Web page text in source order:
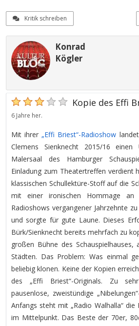
Kritik schreiben
Konrad
Kögler
Kopie des Effi
6 Jahre her.
Mit ihrer „Effi Briest“-Radioshow
Clemens Sienknecht 2015/16 einen
Malersaal des Hamburger
Einladung zum Theatertreffen verdient
klassischen Schullektüre-Stoff auf die
mit einer ironischen Hommage an
Radioshows vergangener Jahrzehnte
und sorgte für gute Laune. Dieses
Bürk/Sienknecht bereits mehrfach zu
großen Bühne des Schauspielhauses,
Städten. Das Problem: Was einmal
beliebig klonen. Keine der Kopien
des „Effi Briest“-Originals. Zu
pausenlose, zweistündige
Anfangs steht mit „Radio Walhalla“ die
im Mittelpunkt. Das Beste der 70er,